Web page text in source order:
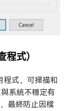
式）
程式，可掃描和
系統不穩定有
最終防止因檔